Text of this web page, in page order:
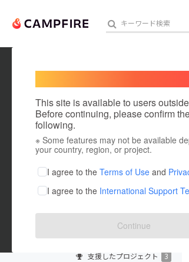
人気のプロジェ
アート・写真
テクノロジー・
映像・映画
ビジネス・起業
まちづくり・
This site is available to users
Before continuing, please confirm
following.
※ Some features may not be available
your country, region, or project.
I agree to the Terms of Use and
I agree to the International Support
Continue
支援したプロジェクト 3